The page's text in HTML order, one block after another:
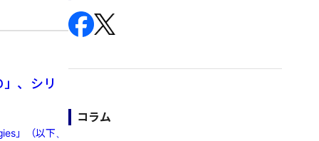
、シリ
」（以下、
コラム